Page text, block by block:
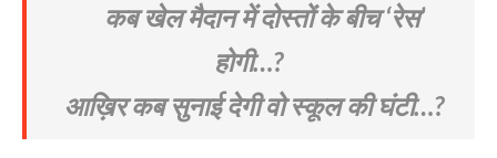
कब खेल मैदान में दोस्तों के बीच ‘रेस’
होगी…?
आख़िर कब सुनाई देगी वो स्कूल की घंटी…?